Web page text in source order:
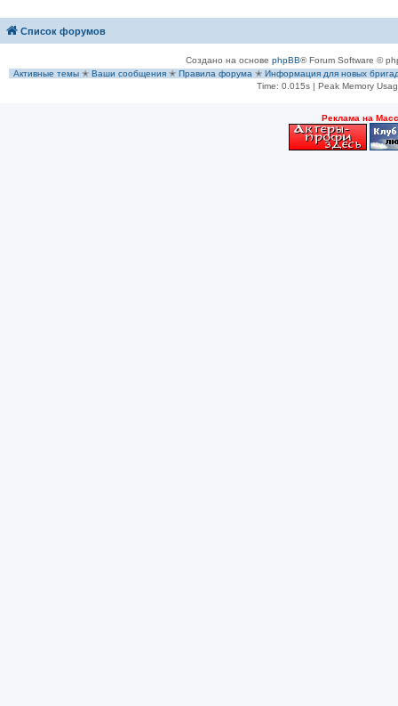
Список форумов
Создано на основе phpBB® Forum Software ©
Активные темы ✭ Ваши сообщения ✭ Правила форума ✭ Информация для новых
Time: 0.015s| Peak Memory
Рeклама на